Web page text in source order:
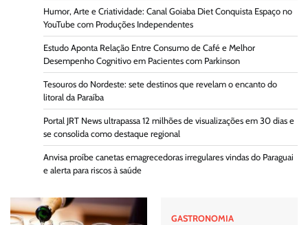
Humor, Arte e Criatividade: Canal Goiaba Diet Conquista Espaço no
YouTube com Produções Independentes
Estudo Aponta Relação Entre Consumo de Café e Melhor
Desempenho Cognitivo em Pacientes com Parkinson
Tesouros do Nordeste: sete destinos que revelam o encanto do
litoral da Paraíba
Portal JRT News ultrapassa 12 milhões de visualizações em 30 dias e
se consolida como destaque regional
Anvisa proíbe canetas emagrecedoras irregulares vindas do Paraguai
e alerta para riscos à saúde
GASTRONOMIA